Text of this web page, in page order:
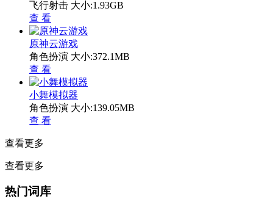
飞行射击 大小:1.93GB
查 看
原神云游戏
角色扮演 大小:372.1MB
查 看
小舞模拟器
角色扮演 大小:139.05MB
查 看
查看更多
查看更多
热门词库